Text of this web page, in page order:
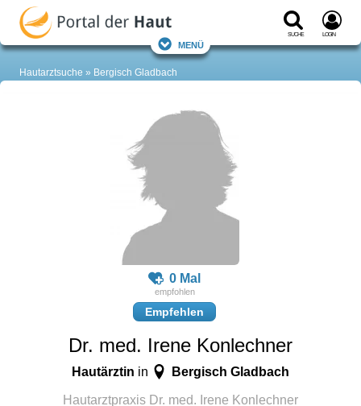
Suche Login
Menü
Hautarztsuche Bergisch Gladbach
0 Mal
Empfehlen
Dr. med. Irene Konlechner
Hautärztin in Bergisch Gladbach
Hautarztpraxis Dr. med. Irene Konlechner